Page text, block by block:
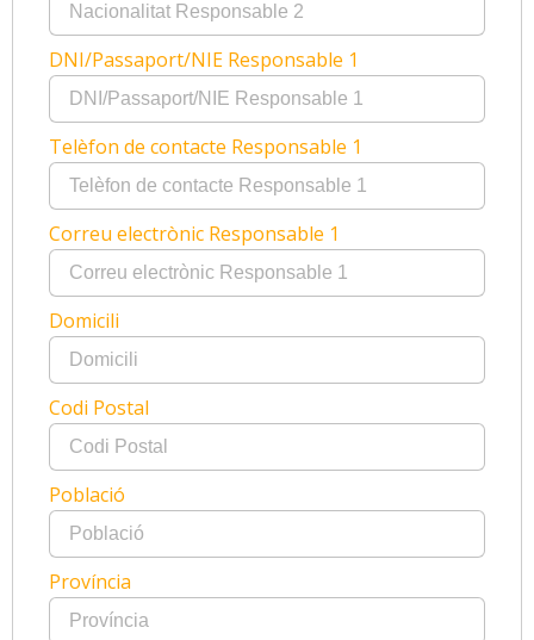
DNI/Passaport/NIE Responsable 1
Telèfon de contacte Responsable 1
Correu electrònic Responsable 1
Domicili
Codi Postal
Població
Província